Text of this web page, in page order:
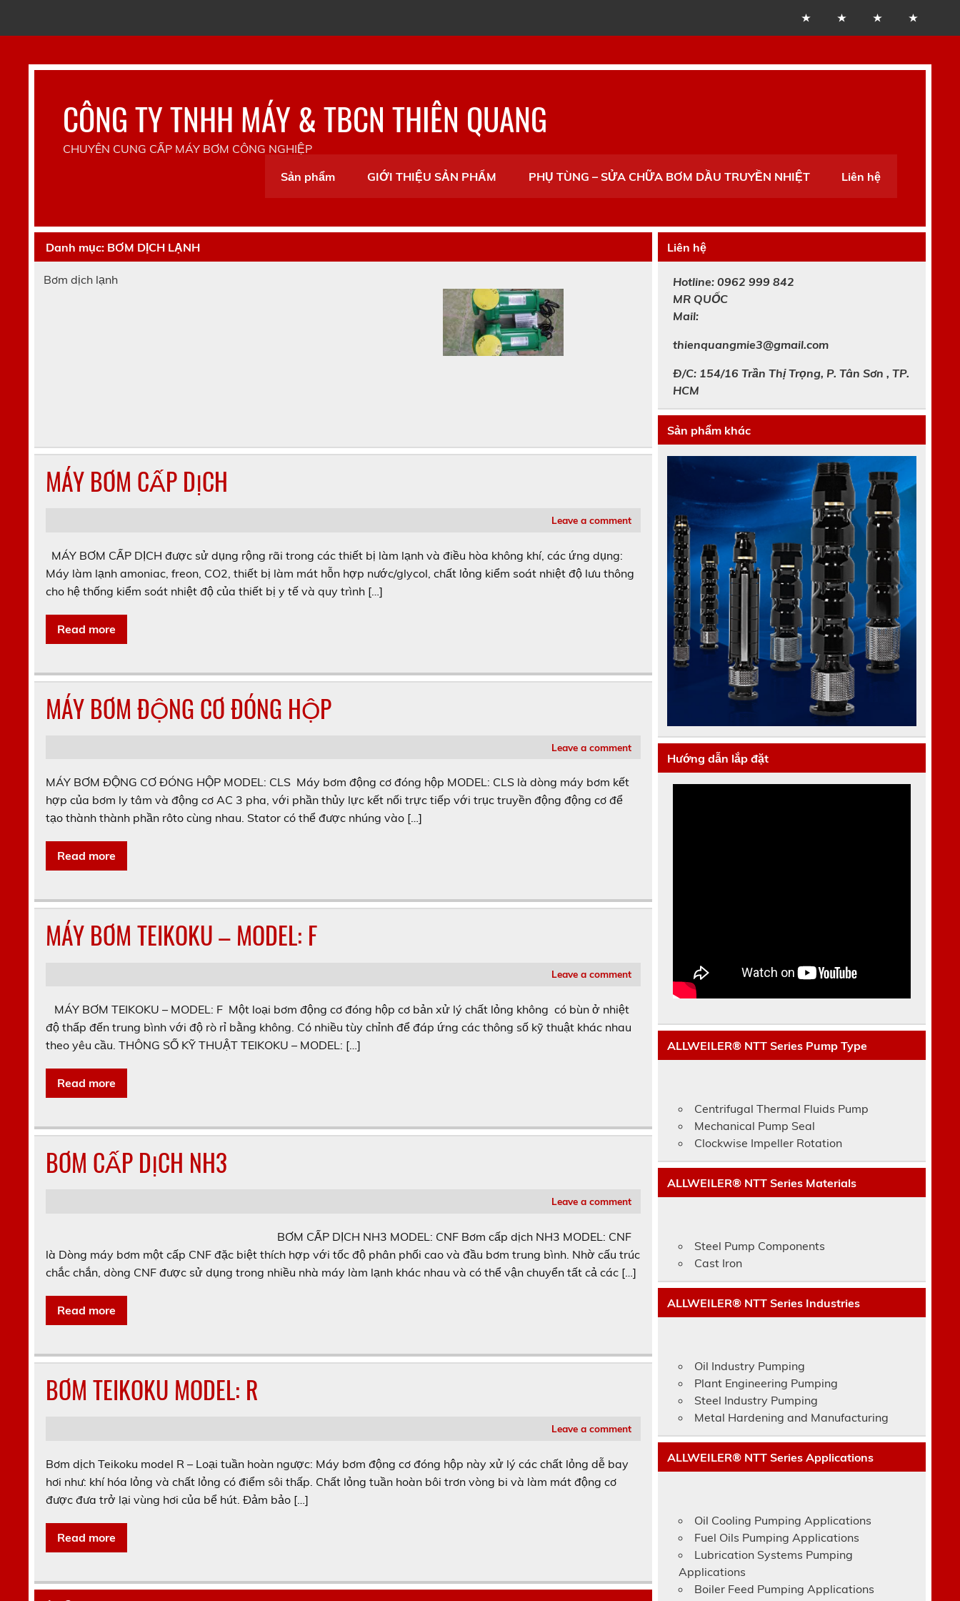
CÔNG TY TNHH MÁY & TBCN THIÊN QUANG
CHUYÊN CUNG CẤP MÁY BƠM CÔNG NGHIỆP
Sản phẩm
GIỚI THIỆU SẢN PHẨM PHỤ TÙNG – SỬA CHỮA BƠM DẦU TRUYỀN NHIỆT Liên hệ
Danh mục: BƠM DỊCH LẠNH
Bơm dịch lạnh
MÁY BƠM CẤP DỊCH
Leave a comment
MÁY BƠM CẤP DỊCH được sử dụng rộng rãi trong các thiết bị làm lạnh và điều hòa không khí, các ứng dụng:
Máy làm lạnh amoniac, freon, CO2, thiết bị làm mát hỗn hợp nước/glycol, chất lỏng kiểm soát nhiệt độ lưu thông
cho hệ thống kiểm soát nhiệt độ của thiết bị y tế và quy trình […]
Read more
MÁY BƠM ĐỘNG CƠ ĐÓNG HỘP
Leave a comment
MÁY BƠM ĐỘNG CƠ ĐÓNG HỘP MODEL: CLS Máy bơm động cơ đóng hộp MODEL: CLS là dòng máy bơm kết
hợp của bơm ly tâm và động cơ AC 3 pha, với phần thủy lực kết nối trực tiếp với trục truyền động động cơ để
tạo thành thành phần rôto cùng nhau. Stator có thể được nhúng vào […]
Read more
MÁY BƠM TEIKOKU – MODEL: F
Leave a comment
MÁY BƠM TEIKOKU – MODEL: F Một loại bơm động cơ đóng hộp cơ bản xử lý chất lỏng không có bùn ở nhiệt
độ thấp đến trung bình với độ rò rỉ bằng không. Có nhiều tùy chỉnh để đáp ứng các thông số kỹ thuật khác nhau
theo yêu cầu. THÔNG SỐ KỸ THUẬT TEIKOKU – MODEL: […]
Read more
BƠM CẤP DỊCH NH3
Leave a comment
BƠM CẤP DỊCH NH3 MODEL: CNF Bơm cấp dịch NH3 MODEL: CNF
là Dòng máy bơm một cấp CNF đặc biệt thích hợp với tốc độ phân phối cao và đầu bơm trung bình. Nhờ cấu trúc
chắc chắn, dòng CNF được sử dụng trong nhiều nhà máy làm lạnh khác nhau và có thể vận chuyển tất cả các […]
Read more
BƠM TEIKOKU MODEL: R
Leave a comment
Bơm dịch Teikoku model R – Loại tuần hoàn ngược: Máy bơm động cơ đóng hộp này xử lý các chất lỏng dễ bay
hơi như: khí hóa lỏng và chất lỏng có điểm sôi thấp. Chất lỏng tuần hoàn bôi trơn vòng bi và làm mát động cơ
được đưa trở lại vùng hơi của bể hút. Đảm bảo […]
Read more
Liên hệ
Hotline: 0962 999 842
MR QUỐC
Mail:
thienquangmie3@gmail.com
Đ/C: 154/16 Trần Thị Trọng, P. Tân Sơn , TP.
HCM
Sản phẩm khác
Hướng dẫn lắp đặt
ALLWEILER® NTT Series Pump Type
Centrifugal Thermal Fluids Pump
Mechanical Pump Seal
Clockwise Impeller Rotation
ALLWEILER® NTT Series Materials
Steel Pump Components
Cast Iron
ALLWEILER® NTT Series Industries
Oil Industry Pumping
Plant Engineering Pumping
Steel Industry Pumping
Metal Hardening and Manufacturing
ALLWEILER® NTT Series Applications
Oil Cooling Pumping Applications
Fuel Oils Pumping Applications
Lubrication Systems Pumping
Applications
Boiler Feed Pumping Applications